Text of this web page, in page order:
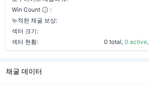
Win Count
:
누적된 채굴 보상:
섹터 크기:
섹터 현황:
0 total, 0 active,
채굴 데이터